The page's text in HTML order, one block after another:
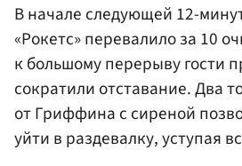
В начале следующей 12-
«Рокетс» перевалило за 10
к большому перерыву гости
сократили отставание. Два
от Гриффина с сиреной
уйти в раздевалку, уступая